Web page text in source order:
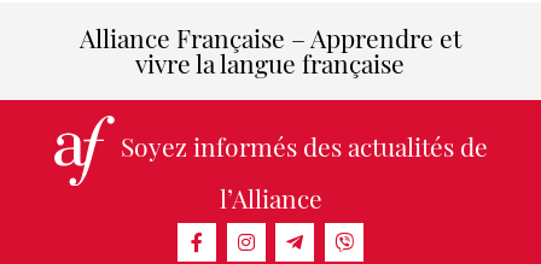
Alliance Française – Apprendre et
vivre la langue française
Soyez informés des actualités de
l’Alliance